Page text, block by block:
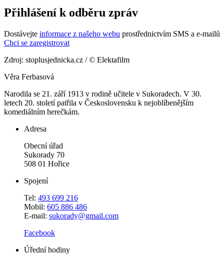
Přihlášení k odběru zpráv
Dostávejte informace z našeho webu prostřednictvím SMS a e-mailů
Chci se zaregistrovat
Zdroj: stoplusjednicka.cz / © Elektafilm
Věra Ferbasová
Narodila se 21. září 1913 v rodině učitele v Sukoradech. V 30.
letech 20. století patřila v Československu k nejoblíbenějším
komediálním herečkám.
Adresa
Obecní úřad
Sukorady 70
508 01 Hořice
Spojení
Tel: 493 699 216
Mobil: 605 886 486
E-mail: sukorady@gmail.com
Facebook
Úřední hodiny